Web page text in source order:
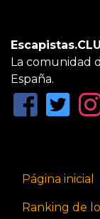
La comunidad
España.
Página inicial
Ranking de